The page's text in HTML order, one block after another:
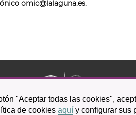
"Aceptar todas las cookies",
de cookies aquí y configurar sus
omic@lalaguna.es.